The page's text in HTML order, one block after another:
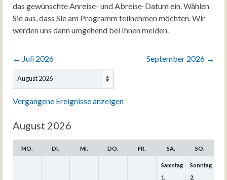
das gewünschte Anreise- und Abreise-Datum ein. Wählen
Sie aus, dass Sie am Programm teilnehmen möchten. Wir
werden uns dann umgehend bei Ihnen melden.
← Juli 2026 September 2026 →
Auswahl
Monats
Vergangene Ereignisse anzeigen
August 2026
MO. DI. MI. DO. FR. SA. SO.
Samstag
1.
Sonntag
2.